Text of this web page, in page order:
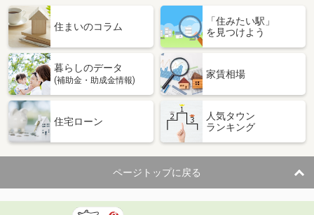
住まいのコラム
「住みたい駅」
を見つけよう
暮らしのデータ
(補助金・助成金情報)
家賃相場
住宅ローン
人気タウン
ランキング
ページトップに戻る